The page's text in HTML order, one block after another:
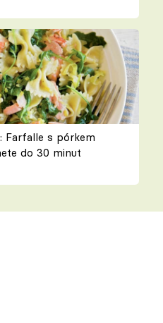
Farfalle s pórkem
do 30 minut